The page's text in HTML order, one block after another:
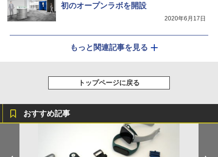
初のオープンラボを開設
2020年6月17日
もっと関連記事を見る
トップページに戻る
おすすめ記事